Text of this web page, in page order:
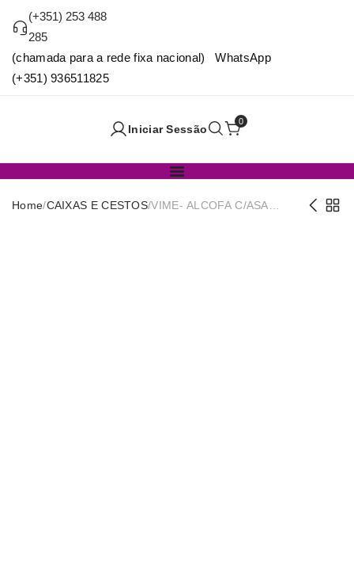
(+351) 253 488
285
(chamada para a rede fixa nacional) WhatsApp
(+351) 936511825
Iniciar Sessão
0
Home/CAIXAS E CESTOS/VIME- ALCOFA C/ASA